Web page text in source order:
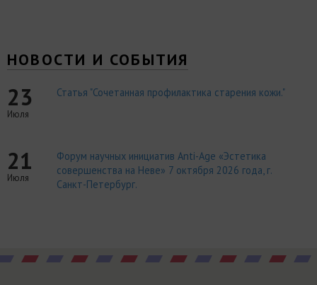
НОВОСТИ И СОБЫТИЯ
23
Июля
Статья "Сочетанная профилактика старения кожи."
21
Июля
Форум научных инициатив Anti-Age «Эстетика
совершенства на Неве» 7 октября 2026 года, г.
Санкт-Петербург.